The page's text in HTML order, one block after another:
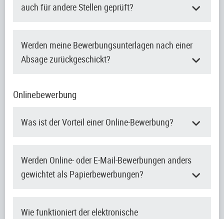
auch für andere Stellen geprüft?
Werden meine Bewerbungsunterlagen nach einer
Absage zurückgeschickt?
Onlinebewerbung
Was ist der Vorteil einer Online-Bewerbung?
Werden Online- oder E-Mail-Bewerbungen anders
gewichtet als Papierbewerbungen?
Wie funktioniert der elektronische